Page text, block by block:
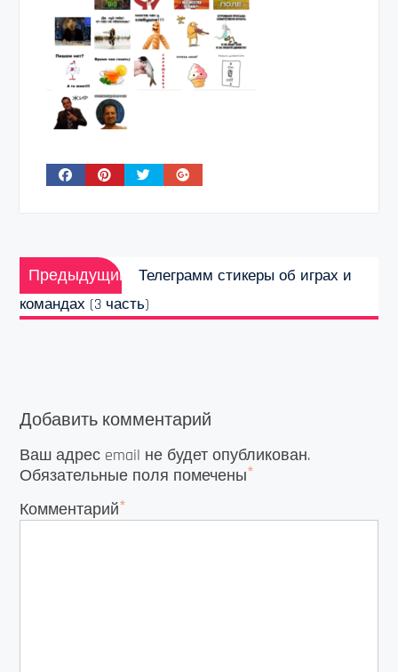
Навигация
по
записям
Предыдущий
Предыдущая
запись:
Телеграмм стикеры об играх и
командах (3 часть)
Добавить комментарий
Ваш адрес email не будет опубликован.
Обязательные поля помечены*
Комментарий*